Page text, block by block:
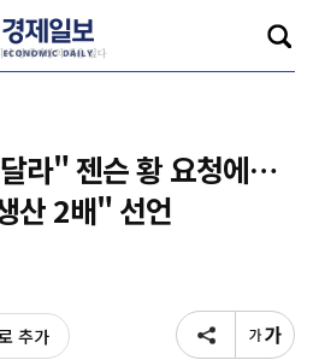
라" 젠슨 황 요청에…
산 2배" 선언
추가